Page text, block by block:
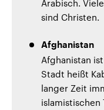
Arabisch.
sind Christen.
Afghanistan
Afghanistan
Stadt heißt
langer Zeit
islamistischen